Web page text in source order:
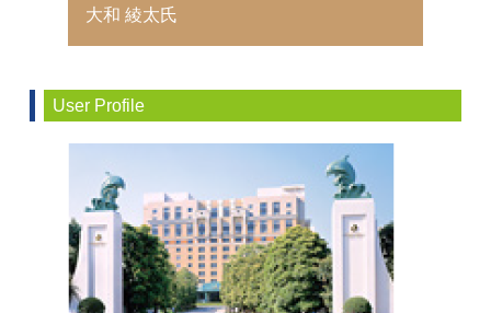
大和 綾太氏
User Profile